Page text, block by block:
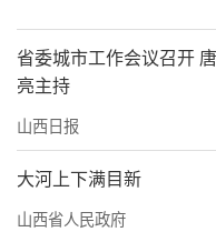
省委城市工作会议召开
亮主持
山西日报
大河上下满目新
山西省人民政府